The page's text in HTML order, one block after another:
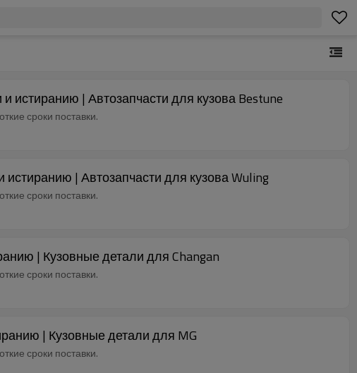
истиранию | Автозапчасти для кузова Bestune
сроки поставки.
| Автозапчасти для кузова Wuling
сроки поставки.
| Кузовные детали для Changan
сроки поставки.
| Кузовные детали для MG
сроки поставки.